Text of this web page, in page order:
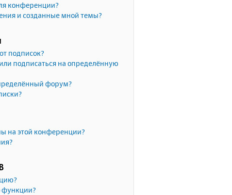
конференции?
и созданные мной темы?
подписок?
подписаться на определённую
форум?
на этой конференции?
функции?